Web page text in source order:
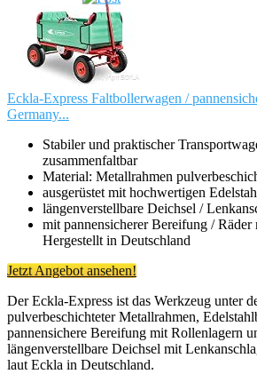
Eckla-Express Faltbollerwagen /
Germany...
Stabiler und praktischer
zusammenfaltbar
Material: Metallrahmen
ausgerüstet mit hochwertigen
längenverstellbare Deichsel /
mit pannensicherer Bereifung /
Hergestellt in Deutschland
Jetzt Angebot ansehen!
Der Eckla-Express ist das Werkzeug unter
pulverbeschichteter Metallrahmen,
pannensichere Bereifung mit Rollenlagern
längenverstellbare Deichsel mit
laut Eckla in Deutschland.